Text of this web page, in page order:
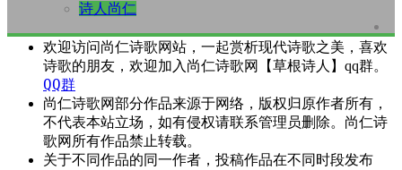
诗人尚仁
欢迎访问尚仁诗歌网站，一起赏析现代诗歌之美，喜欢
诗歌的朋友，欢迎加入尚仁诗歌网【草根诗人】qq群。
QQ群
尚仁诗歌网部分作品来源于网络，版权归原作者所有，
不代表本站立场，如有侵权请联系管理员删除。尚仁诗
歌网所有作品禁止转载。
关于不同作品的同一作者，投稿作品在不同时段发布